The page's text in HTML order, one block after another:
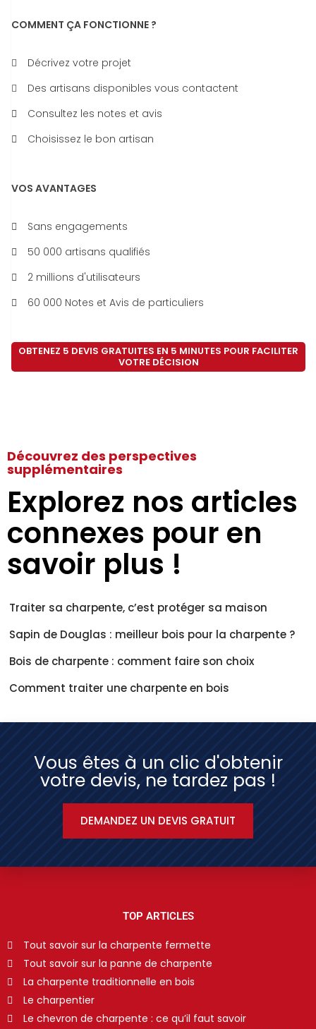
COMMENT ÇA FONCTIONNE ?
Décrivez votre projet
Des artisans disponibles vous contactent
Consultez les notes et avis
Choisissez le bon artisan
VOS AVANTAGES
Sans engagements
50 000 artisans qualifiés
2 millions d'utilisateurs
60 000 Notes et Avis de particuliers
OBTENEZ 5 DEVIS GRATUITES EN 5 MINUTES POUR FACILITER
VOTRE DÉCISION
Découvrez des perspectives
supplémentaires
Explorez nos articles
connexes pour en
savoir plus !
Traiter sa charpente, c’est protéger sa maison
Sapin de Douglas : meilleur bois pour la charpente ?
Bois de charpente : comment faire son choix
Comment traiter une charpente en bois
Vous êtes à un clic d'obtenir
votre devis, ne tardez pas !
DEMANDEZ UN DEVIS GRATUIT
TOP ARTICLES
Tout savoir sur la charpente fermette
Tout savoir sur la panne de charpente
La charpente traditionnelle en bois
Le charpentier
Le chevron de charpente : ce qu’il faut savoir